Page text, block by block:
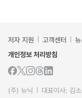
저자 지원 고객센터 뉴
개인정보 처리방침
(주) 뉴닉
대표이사: 김